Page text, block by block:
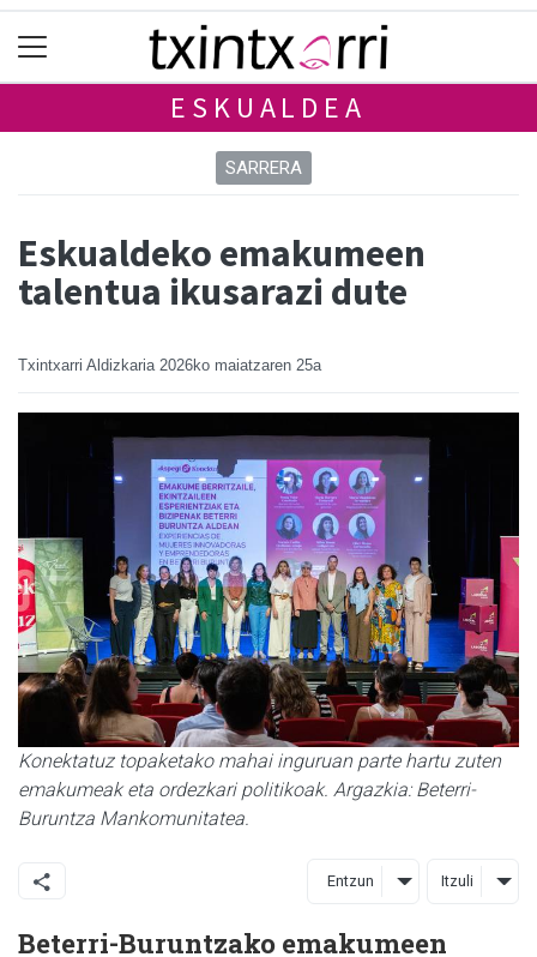
ESKUALDEA
SARRERA
Eskualdeko emakumeen
talentua ikusarazi dute
Txintxarri Aldizkaria 2026ko maiatzaren 25a
Konektatuz topaketako mahai inguruan parte hartu zuten
emakumeak eta ordezkari politikoak. Argazkia: Beterri-
Buruntza Mankomunitatea.
Entzun Itzuli
Beterri-Buruntzako emakumeen